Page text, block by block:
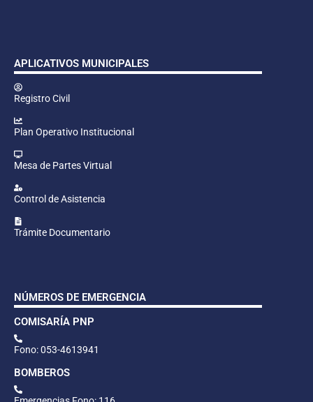
APLICATIVOS MUNICIPALES
Registro Civil
Plan Operativo Institucional
Mesa de Partes Virtual
Control de Asistencia
Trámite Documentario
NÚMEROS DE EMERGENCIA
COMISARÍA PNP
Fono: 053-4613941
BOMBEROS